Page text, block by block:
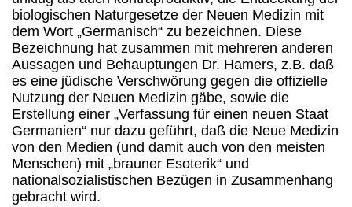
biologischen Naturgesetze der Neuen Medizin mit
dem Wort „Germanisch“ zu bezeichnen. Diese
Bezeichnung hat zusammen mit mehreren anderen
Aussagen und Behauptungen Dr. Hamers, z.B. daß
es eine jüdische Verschwörung gegen die offizielle
Nutzung der Neuen Medizin gäbe, sowie die
Erstellung einer „Verfassung für einen neuen Staat
Germanien“ nur dazu geführt, daß die Neue Medizin
von den Medien (und damit auch von den meisten
Menschen) mit „brauner Esoterik“ und
nationalsozialistischen Bezügen in Zusammenhang
gebracht wird.